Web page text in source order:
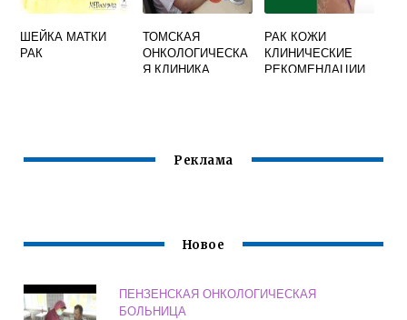
ШЕЙКА МАТКИ
РАК
ТОМСКАЯ
ОНКОЛОГИЧЕСКА
Я КЛИНИКА
РАК КОЖИ
КЛИНИЧЕСКИЕ
РЕКОМЕНДАЦИИ
Реклама
Новое
ПЕНЗЕНСКАЯ ОНКОЛОГИЧЕСКАЯ
БОЛЬНИЦА